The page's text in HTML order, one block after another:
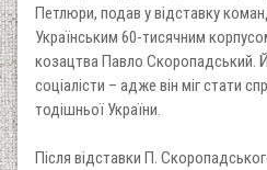
Петлюри, подав у відставку
Українським 60-тисячним
козацтва Павло Скоропадський.
соціалісти – адже він міг стати
тодішньої України.
Після відставки П.